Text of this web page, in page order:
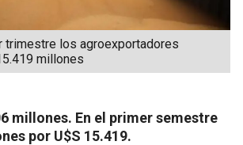
trimestre los agroexportadores
millones
millones. En el primer semestre
por U$S 15.419.